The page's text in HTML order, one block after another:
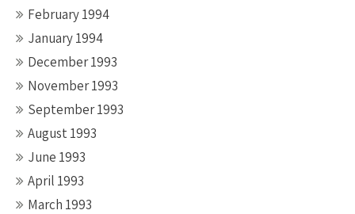
February 1994
January 1994
December 1993
November 1993
September 1993
August 1993
June 1993
April 1993
March 1993